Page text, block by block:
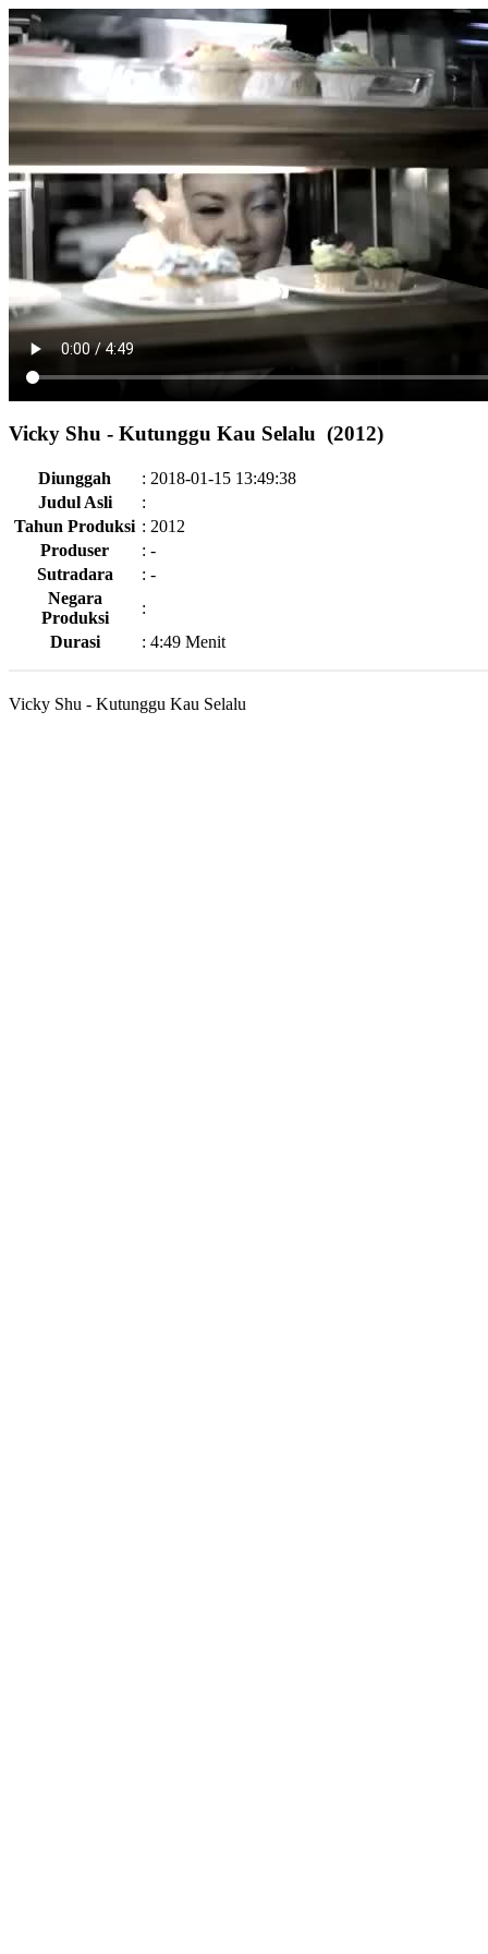
Vicky Shu - Kutunggu Kau Selalu (2012)
Diunggah : 2018-01-15 13:49:38
Judul Asli
:
Tahun Produksi : 2012
Produser
: -
Sutradara
: -
Negara
Produksi
:
Durasi
: 4:49 Menit
Vicky Shu - Kutunggu Kau Selalu